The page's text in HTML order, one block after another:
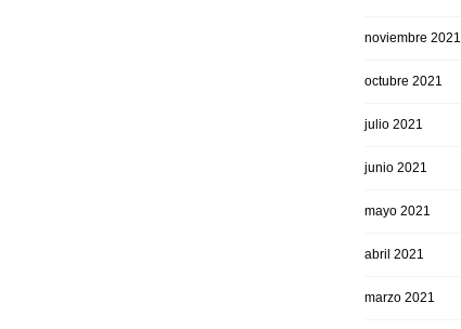
noviembre 2021
octubre 2021
julio 2021
junio 2021
mayo 2021
abril 2021
marzo 2021